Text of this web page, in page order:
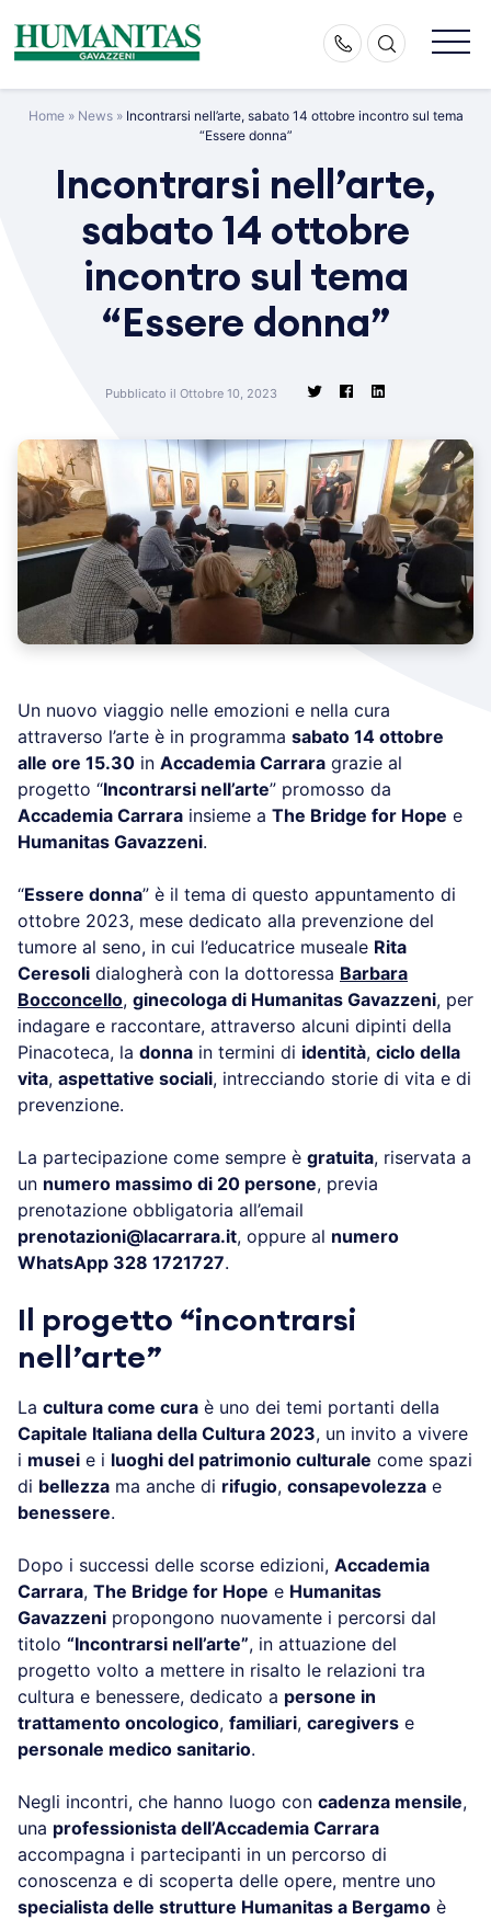
content
Home» News» Incontrarsi nell’arte, sabato 14 ottobre incontro sul tema
“Essere donna”
Incontrarsi nell’arte,
sabato 14 ottobre
incontro sul tema
“Essere donna”
Pubblicato il Ottobre 10, 2023
Un nuovo viaggio nelle emozioni e nella cura
attraverso l’arte è in programma sabato 14 ottobre
alle ore 15.30 in Accademia Carrara grazie al
progetto “Incontrarsi nell’arte” promosso da
Accademia Carrara insieme a The Bridge for Hope e
Humanitas Gavazzeni.
“Essere donna” è il tema di questo appuntamento di
ottobre 2023, mese dedicato alla prevenzione del
tumore al seno, in cui l’educatrice museale Rita
Ceresoli dialogherà con la dottoressa Barbara
Bocconcello, ginecologa di Humanitas Gavazzeni, per
indagare e raccontare, attraverso alcuni dipinti della
Pinacoteca, la donna in termini di identità, ciclo della
vita, aspettative sociali, intrecciando storie di vita e di
prevenzione.
La partecipazione come sempre è gratuita, riservata a
un numero massimo di 20 persone, previa
prenotazione obbligatoria all’email
prenotazioni@lacarrara.it, oppure al numero
WhatsApp 328 1721727.
Il progetto “incontrarsi
nell’arte”
La cultura come cura è uno dei temi portanti della
Capitale Italiana della Cultura 2023, un invito a vivere
i musei e i luoghi del patrimonio culturale come spazi
di bellezza ma anche di rifugio, consapevolezza e
benessere.
Dopo i successi delle scorse edizioni, Accademia
Carrara, The Bridge for Hope e Humanitas
Gavazzeni propongono nuovamente i percorsi dal
titolo “Incontrarsi nell’arte”, in attuazione del
progetto volto a mettere in risalto le relazioni tra
cultura e benessere, dedicato a persone in
trattamento oncologico, familiari, caregivers e
personale medico sanitario.
Negli incontri, che hanno luogo con cadenza mensile,
una professionista dell’Accademia Carrara
accompagna i partecipanti in un percorso di
conoscenza e di scoperta delle opere, mentre uno
specialista delle strutture Humanitas a Bergamo è